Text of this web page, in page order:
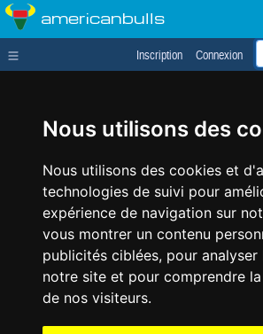
Nous utilisons des
Nous utilisons des cookies et
technologies de suivi pour
expérience de navigation sur
vous montrer un contenu
publicités ciblées, pour
notre site et pour comprendre
de nos visiteurs.
americanbulls
Inscription Connexion